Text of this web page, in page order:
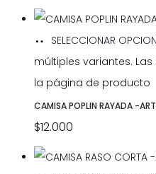
SELECCIONAR
múltiples variantes.
la página de producto
CAMISA POPLIN RAYADA -
$12.000